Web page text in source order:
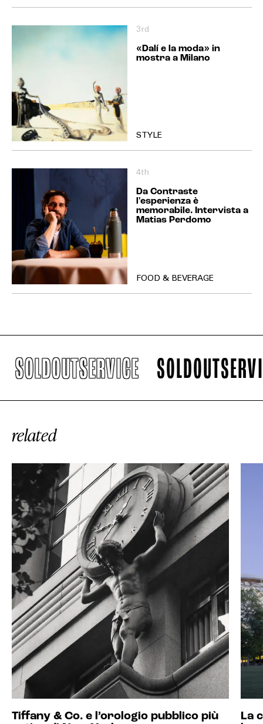
3rd
«Dalí e la moda» in
mostra a Milano
STYLE
4th
Da Contraste
l'esperienza è
memorabile. Intervista a
Matias Perdomo
FOOD & BEVERAGE
SOLDOUTSERVICE
related
Tiffany & Co. e l’orologio pubblico più
La